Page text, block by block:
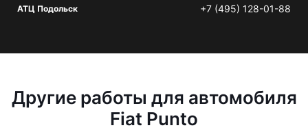
АТЦ Подольск +7 (495) 128-01-88
Другие работы для автомобиля
Fiat Punto